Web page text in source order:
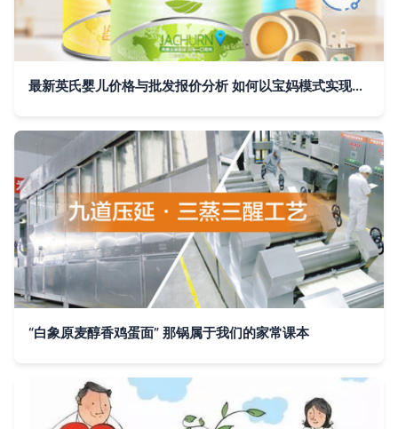
最新英氏婴儿价格与批发报价分析 如何以宝妈模式实现亲子资产的深度布局
“白象原麦醇香鸡蛋面” 那锅属于我们的家常课本